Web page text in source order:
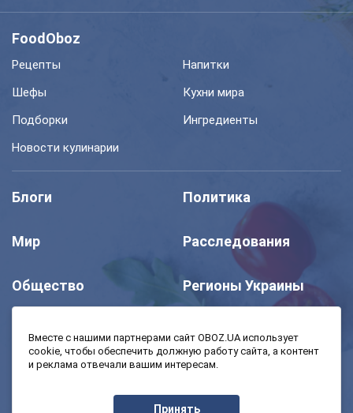
FoodOboz
Рецепты
Напитки
Шефы
Кухни мира
Подборки
Ингредиенты
Новости кулинарии
Блоги Политика
Мир Расследования
Общество Регионы Украины
Моя школа Авто
Вместе с нашими партнерами сайт OBOZ.UA использует
cookie, чтобы обеспечить должную работу сайта, а контент
и реклама отвечали вашим интересам.
Принять